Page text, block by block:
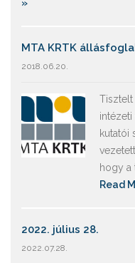
»
MTA KRTK
2018.06.20.
Tisztelt
kutatói
hogy a
Read
2022. július 28.
2022.07.28.